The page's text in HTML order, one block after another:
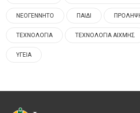
ΝΕΟΓΕΝΝΗΤΟ ΠΑΙΔΙ
ΤΕΧΝΟΛΟΓΙΑ ΤΕΧΝΟΛΟΓΙΑ ΑΙΧΜΗΣ
ΥΓΕΙΑ